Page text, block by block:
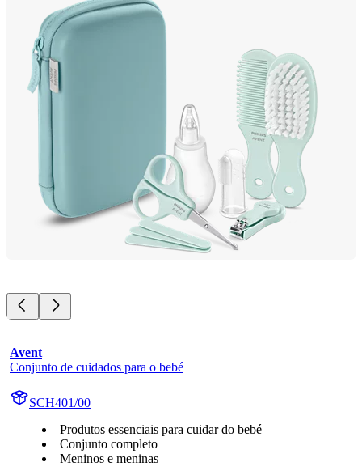
Avent
Conjunto de cuidados para o bebé
SCH401/00
Produtos essenciais para cuidar do bebé
Conjunto completo
Meninos e meninas